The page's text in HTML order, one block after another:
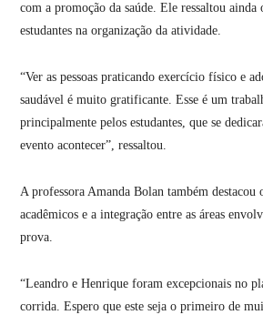
com a promoção da saúde. Ele ressaltou
estudantes na organização da atividade.
“Ver as pessoas praticando exercício físico e
saudável é muito gratificante. Esse é um
principalmente pelos estudantes, que se
evento acontecer”, ressaltou.
A professora Amanda Bolan também destacou
acadêmicos e a integração entre as áreas
prova.
“Leandro e Henrique foram excepcionais no
corrida. Espero que este seja o primeiro de